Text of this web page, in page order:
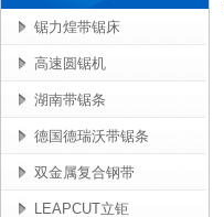
锯力煌带锯床
高速圆锯机
湖南带锯条
德国德瑞沃带锯条
双金属复合钢带
LEAPCUT立钜